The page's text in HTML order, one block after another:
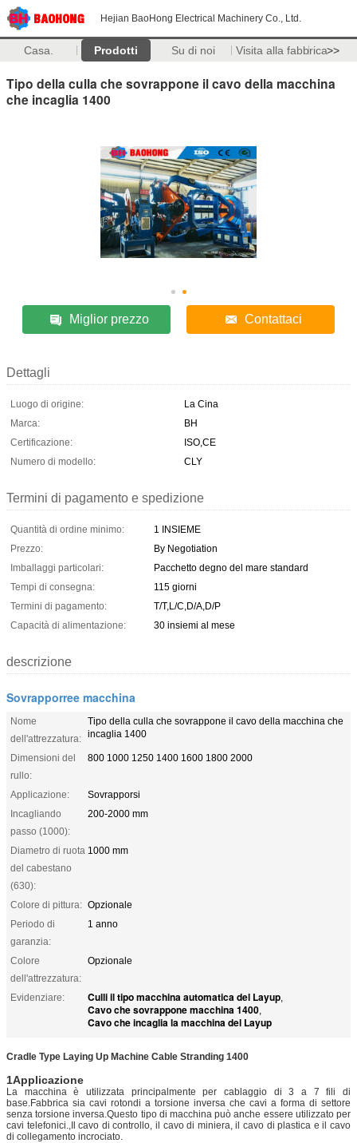
Hejian BaoHong Electrical Machinery Co., Ltd.
Casa. Prodotti Su di noi Visita alla fabbrica>>
Tipo della culla che sovrappone il cavo della macchina
che incaglia 1400
Miglior prezzo Contattaci
Dettagli
Luogo di origine:
La Cina
Marca:
BH
Certificazione:
ISO,CE
Numero di modello:
CLY
Termini di pagamento e spedizione
Quantità di ordine minimo:
1 INSIEME
Prezzo:
By Negotiation
Imballaggi particolari:
Pacchetto degno del mare standard
Tempi di consegna:
115 giorni
Termini di pagamento:
T/T,L/C,D/A,D/P
Capacità di alimentazione:
30 insiemi al mese
descrizione
Sovrapporree macchina
Nome
dell'attrezzatura:
Tipo della culla che sovrappone il cavo della macchina che
incaglia 1400
Dimensioni del
rullo:
800 1000 1250 1400 1600 1800 2000
Applicazione:
Sovrapporsi
Incagliando
passo (1000):
200-2000 mm
Diametro di ruota
del cabestano
(630):
1000 mm
Colore di pittura: Opzionale
Periodo di
garanzia:
1 anno
Colore
dell'attrezzatura:
Opzionale
Evidenziare: Culli il tipo macchina automatica del Layup,
Cavo che sovrappone macchina 1400,
Cavo che incaglia la macchina del Layup
Cradle Type Laying Up Machine Cable Stranding 1400
1Applicazione
La macchina è utilizzata principalmente per cablaggio di 3 a 7 fili di
base.Fabbrica sia cavi rotondi a torsione inversa che cavi a forma di settore
senza torsione inversa.Questo tipo di macchina può anche essere utilizzato per
cavi telefonici.,Il cavo di controllo, il cavo di miniera, il cavo di plastica e il cavo
di collegamento incrociato.